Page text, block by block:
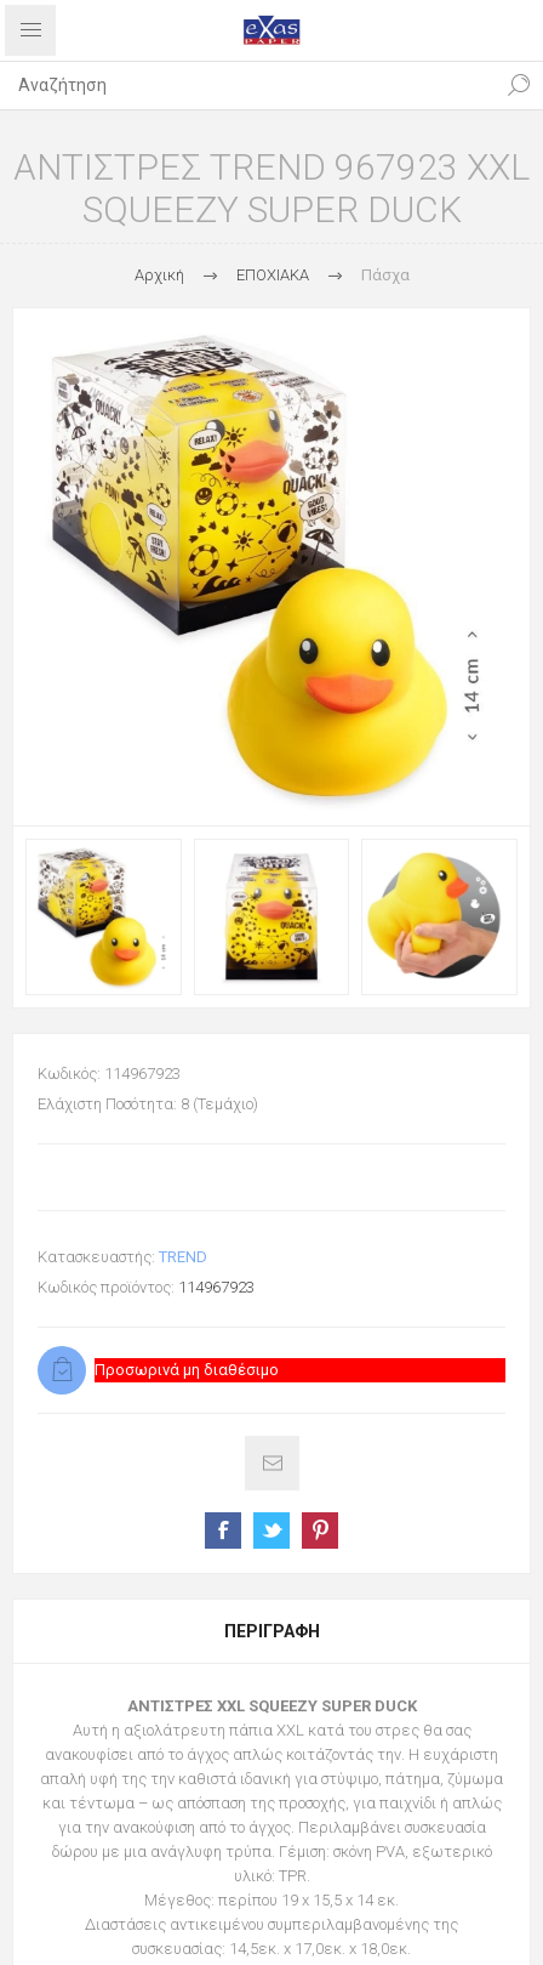
ΑΝΤΙΣΤΡΕΣ TREND 967923 XXL
SQUEEZY SUPER DUCK
Αρχική ΕΠΟΧΙΑΚΑ Πάσχα
Κωδικός: 114967923
Ελάχιστη Ποσότητα: 8 (Τεμάχιο)
Κατασκευαστής: TREND
Κωδικός προϊόντος: 114967923
Προσωρινά μη διαθέσιμο
ΠΕΡΙΓΡΑΦΉ
ΑΝΤΙΣΤΡΕΣ XXL SQUEEZY SUPER DUCK
Αυτή η αξιολάτρευτη πάπια XXL κατά του στρες θα σας
ανακουφίσει από το άγχος απλώς κοιτάζοντάς την. Η ευχάριστη
απαλή υφή της την καθιστά ιδανική για στύψιμο, πάτημα, ζύμωμα
και τέντωμα – ως απόσπαση της προσοχής, για παιχνίδι ή απλώς
για την ανακούφιση από το άγχος. Περιλαμβάνει συσκευασία
δώρου με μια ανάγλυφη τρύπα. Γέμιση: σκόνη PVA, εξωτερικό
υλικό: TPR.
Μέγεθος: περίπου 19 x 15,5 x 14 εκ.
Διαστάσεις αντικειμένου συμπεριλαμβανομένης της
συσκευασίας: 14,5εκ. x 17,0εκ. x 18,0εκ.